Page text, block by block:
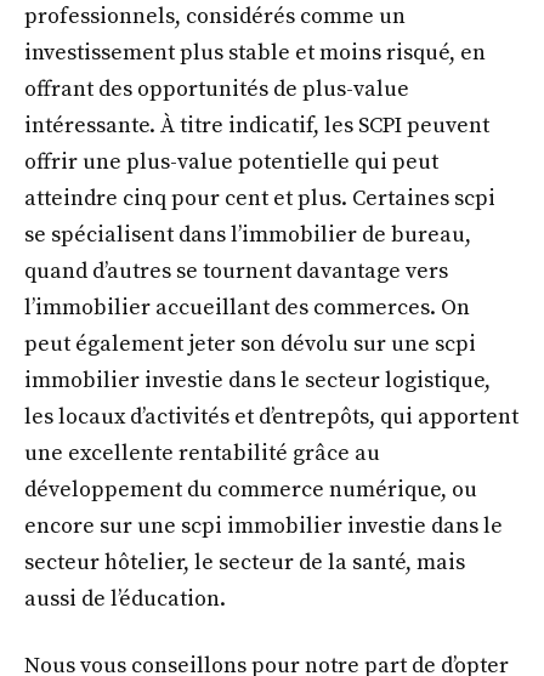
professionnels, considérés comme un
investissement plus stable et moins risqué, en
offrant des opportunités de plus-value
intéressante. À titre indicatif, les SCPI peuvent
offrir une plus-value potentielle qui peut
atteindre cinq pour cent et plus. Certaines scpi
se spécialisent dans l’immobilier de bureau,
quand d’autres se tournent davantage vers
l’immobilier accueillant des commerces. On
peut également jeter son dévolu sur une scpi
immobilier investie dans le secteur logistique,
les locaux d’activités et d’entrepôts, qui apportent
une excellente rentabilité grâce au
développement du commerce numérique, ou
encore sur une scpi immobilier investie dans le
secteur hôtelier, le secteur de la santé, mais
aussi de l’éducation.
Nous vous conseillons pour notre part de d’opter